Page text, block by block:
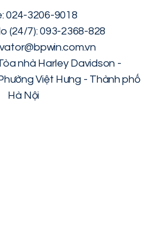
024-3206-9018
(24/7): 093-2368-828
nhà Harley Davidson -
Việt Hưng - Thành phố
Hà Nội